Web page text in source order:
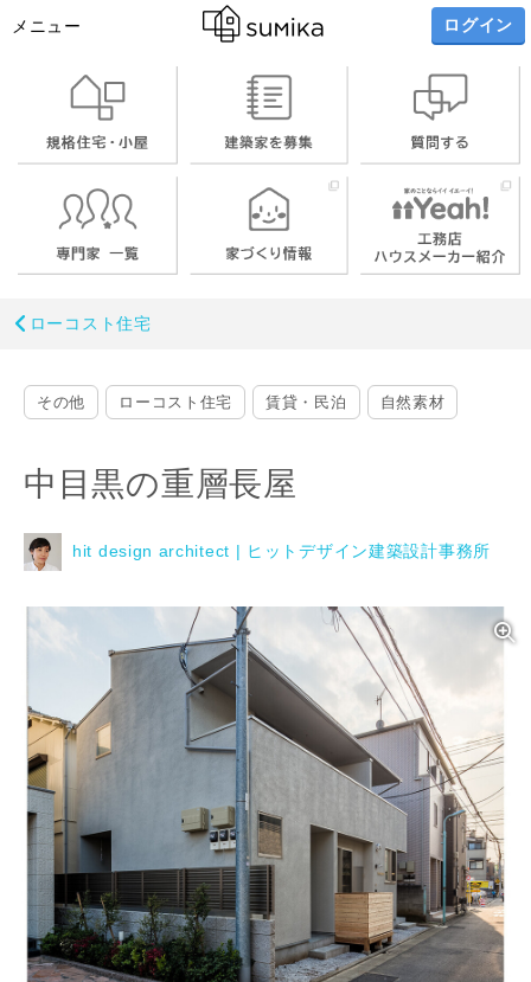
メニュー ログイン
ローコスト住宅
その他 ローコスト住宅 賃貸・民泊 自然素材
中目黒の重層長屋
hit design architect | ヒットデザイン建築設計事務所